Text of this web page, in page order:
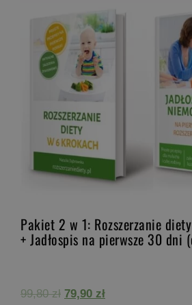
Pakiet 2 w 1: Rozszerzanie
+ Jadłospis na pierwsze 30 dni
99,80zł Pierwotna
79,90 złAktualna